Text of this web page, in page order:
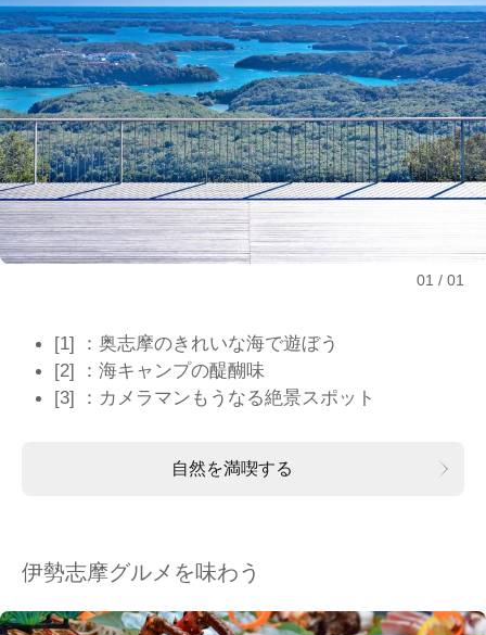
01 01
[1] ：奥志摩のきれいな海で遊ぼう
[2] ：海キャンプの醍醐味
[3] ：カメラマンもうなる絶景スポット
自然を満喫する
伊勢志摩グルメを味わう